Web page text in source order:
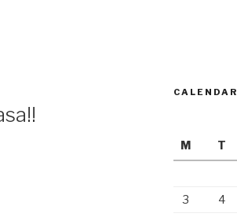
CALENDAR
M
T
3
4